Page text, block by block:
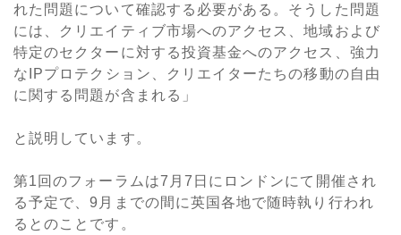
れた問題について確認する必要がある。そうした問題
には、クリエイティブ市場へのアクセス、地域および
特定のセクターに対する投資基金へのアクセス、強力
なIPプロテクション、クリエイターたちの移動の自由
に関する問題が含まれる」
と説明しています。
第1回のフォーラムは7月7日にロンドンにて開催され
る予定で、9月までの間に英国各地で随時執り行われ
るとのことです。